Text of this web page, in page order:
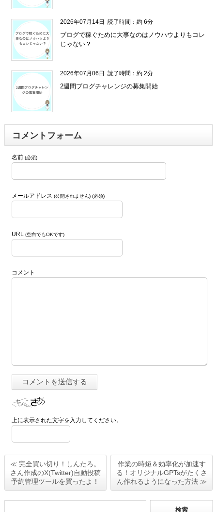
2026年07月14日 読了時間：約 6分
ブログで稼ぐために大事なのはノウハウよりもコレ
じゃない？
2026年07月06日 読了時間：約 2分
2週間ブログチャレンジの募集開始
コメントフォーム
名前 (必須)
メールアドレス (公開されません) (必須)
URL (空白でもOKです)
コメント
上に表示された文字を入力してください。
≪ 完全買い切り！しんたろ。
さん作成のX(Twitter)自動投稿
予約管理ツールを買ったよ！
作業の時短＆効率化が加速す
る！オリジナルGPTsがたくさ
ん作れるようになった方法 ≫